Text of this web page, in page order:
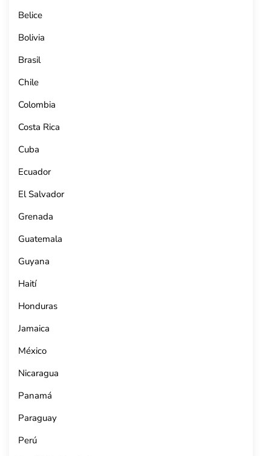
Belice
Bolivia
Brasil
Chile
Colombia
Costa Rica
Cuba
Ecuador
El Salvador
Grenada
Guatemala
Guyana
Haití
Honduras
Jamaica
México
Nicaragua
Panamá
Paraguay
Perú